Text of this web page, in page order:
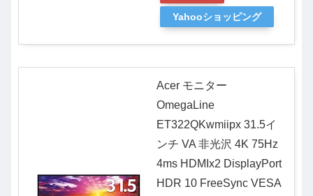
Yahooショッピング
Acer モニター
OmegaLine
ET322QKwmiipx 31.5イ
ンチ VA 非光沢 4K 75Hz
4ms HDMIx2 DisplayPort
HDR 10 FreeSync VESA